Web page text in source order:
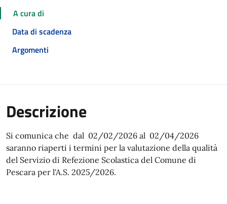
A cura di
Data di scadenza
Argomenti
Descrizione
Si comunica che dal 02/02/2026 al 02/04/2026
saranno riaperti i termini per la valutazione della qualità
del Servizio di Refezione Scolastica del Comune di
Pescara per l'A.S. 2025/2026.